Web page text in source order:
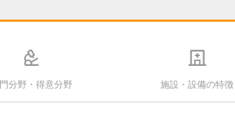
分野・得意分野 施設・設備の特徴